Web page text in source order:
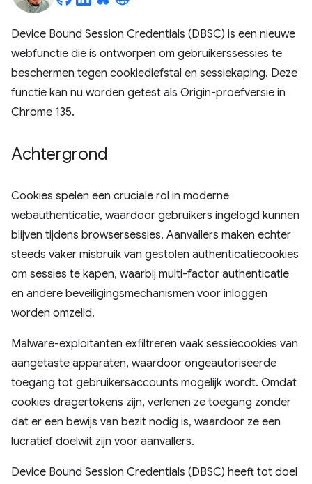
Device Bound Session Credentials (DBSC) is een nieuwe
webfunctie die is ontworpen om gebruikerssessies te
beschermen tegen cookiediefstal en sessiekaping. Deze
functie kan nu worden getest als Origin-proefversie in
Chrome 135.
Achtergrond
Cookies spelen een cruciale rol in moderne
webauthenticatie, waardoor gebruikers ingelogd kunnen
blijven tijdens browsersessies. Aanvallers maken echter
steeds vaker misbruik van gestolen authenticatiecookies
om sessies te kapen, waarbij multi-factor authenticatie
en andere beveiligingsmechanismen voor inloggen
worden omzeild.
Malware-exploitanten exfiltreren vaak sessiecookies van
aangetaste apparaten, waardoor ongeautoriseerde
toegang tot gebruikersaccounts mogelijk wordt. Omdat
cookies dragertokens zijn, verlenen ze toegang zonder
dat er een bewijs van bezit nodig is, waardoor ze een
lucratief doelwit zijn voor aanvallers.
Device Bound Session Credentials (DBSC) heeft tot doel